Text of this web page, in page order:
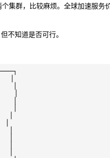
集群，比较麻烦。全球加速服务
不知道是否可行。
│
│
│